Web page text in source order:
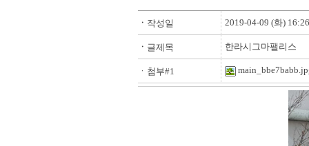
ㆍ 작성일 2019-04-09 (화) 16:26
ㆍ 글제목 한라시그마팰리스
ㆍ첨부#1